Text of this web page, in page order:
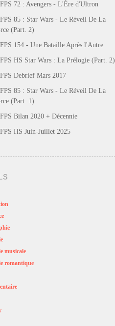
72 : Avengers - L'Ère d'Ultron
85 : Star Wars - Le Réveil De La
(Part. 2)
154 - Une Bataille Après l'Autre
HS Star Wars : La Prélogie (Part. 2)
Debrief Mars 2017
85 : Star Wars - Le Réveil De La
(Part. 1)
Bilan 2020 + Décennie
HS Juin-Juillet 2025
musicale
romantique